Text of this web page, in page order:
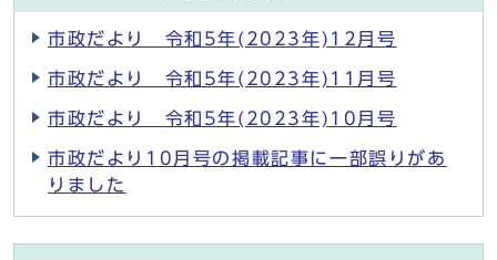
市政だより 令和5年(2023年)12月号
市政だより 令和5年(2023年)11月号
市政だより 令和5年(2023年)10月号
市政だより10月号の掲載記事に一部誤りがあ
りました